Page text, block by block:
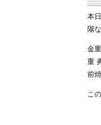
本
陽
金
重
前
こ